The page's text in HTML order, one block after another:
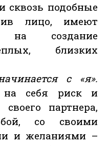
сквозь подобные
лицо, имеют
создание
близких
с «я».
на себя риск и
партнера,
со своими
и желаниями –